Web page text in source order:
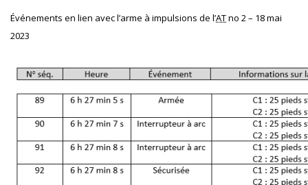
Événements en lien avec l’arme à impulsions de l’ATno 2 – 18 mai
2023